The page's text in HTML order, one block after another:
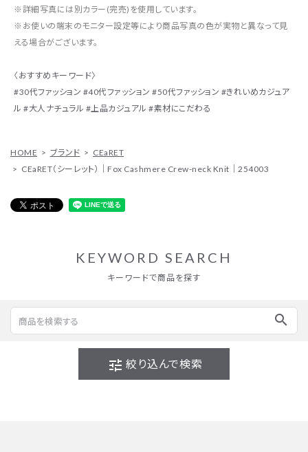
※詳細写真には別カラー(完売)を使用しています。
※お使いの端末のモニター設定等により商品写真の色が実物と異なって見
える場合がございます。
〈おすすめキーワード〉
#30代ファッション #40代ファッション #50代ファッション #きれいめカジュア
ル #大人ナチュラル #上品カジュアル #素材にこだわる
HOME ブランド
CEaRET
CEaRET（シーレット）｜Fox Cashmere Crew-neck Knit｜254003
KEYWORD SEARCH
キーワードで商品を探す
search
tune 絞り込んで検索